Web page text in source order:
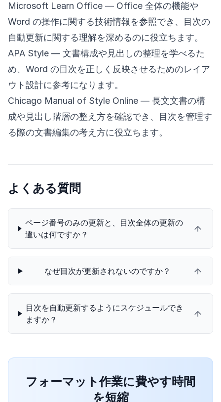
Microsoft Learn Office — Office 全体の機能や
Word の操作に関する技術情報を参照でき、目次の
自動更新に関する理解を深めるのに役立ちます。
APA Style — 文書構成や見出しの整理を学べるた
め、Word の目次を正しく反映させるためのレイア
ウト設計に参考になります。
Chicago Manual of Style Online — 長文文書の構
成や見出し階層の整え方を確認でき、目次を管理す
る際の文書編集の考え方に役立ちます。
よくある質問
ページ番号のみの更新と、目次全体の更新の
違いは何ですか？
なぜ目次が更新されないのですか？
目次を自動更新するようにスケジュールでき
ますか？
フォーマット作業に費やす時間
を短縮